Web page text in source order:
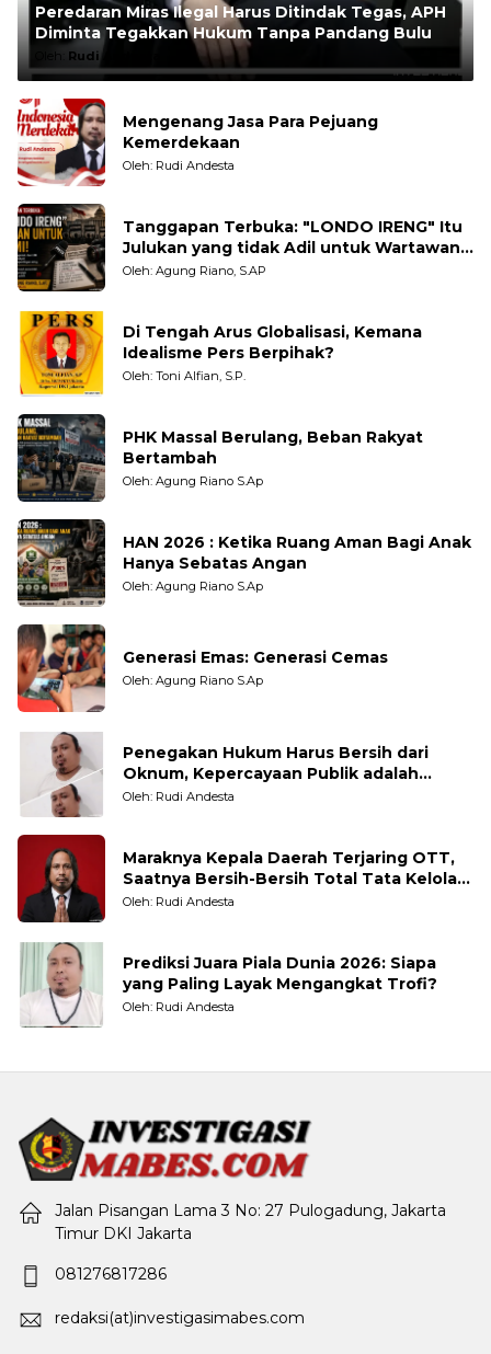
Peredaran Miras Ilegal Harus Ditindak Tegas, APH
Diminta Tegakkan Hukum Tanpa Pandang Bulu
Oleh: Rudi Andesta
Mengenang Jasa Para Pejuang
Kemerdekaan
Oleh: Rudi Andesta
Tanggapan Terbuka: "LONDO IRENG" Itu
Julukan yang tidak Adil untuk Wartawan,
Pengamat dan LSM
Oleh: Agung Riano, S.AP
Di Tengah Arus Globalisasi, Kemana
Idealisme Pers Berpihak?
Oleh: Toni Alfian, S.P.
PHK Massal Berulang, Beban Rakyat
Bertambah
Oleh: Agung Riano S.Ap
HAN 2026 : Ketika Ruang Aman Bagi Anak
Hanya Sebatas Angan
Oleh: Agung Riano S.Ap
Generasi Emas: Generasi Cemas
Oleh: Agung Riano S.Ap
Penegakan Hukum Harus Bersih dari
Oknum, Kepercayaan Publik adalah
Taruhannya
Oleh: Rudi Andesta
Maraknya Kepala Daerah Terjaring OTT,
Saatnya Bersih-Bersih Total Tata Kelola
Pemerintahan
Oleh: Rudi Andesta
Prediksi Juara Piala Dunia 2026: Siapa
yang Paling Layak Mengangkat Trofi?
Oleh: Rudi Andesta
Jalan Pisangan Lama 3 No: 27 Pulogadung, Jakarta
Timur DKI Jakarta
081276817286
redaksi(at)investigasimabes.com